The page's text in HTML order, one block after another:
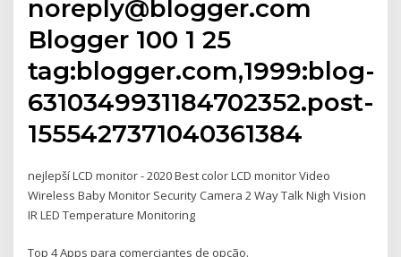
noreply@blogger.com
Blogger 100 1 25
tag:blogger.com,1999:blog-
6310349931184702352.post-
1555427371040361384
nejlepší LCD monitor - 2020 Best color LCD monitor Video
Wireless Baby Monitor Security Camera 2 Way Talk Nigh Vision
IR LED Temperature Monitoring
Top 4 Apps para comerciantes de opção.